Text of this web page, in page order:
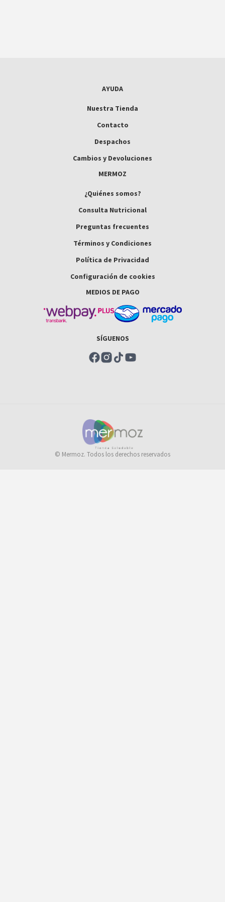
AYUDA
Nuestra Tienda
Contacto
Despachos
Cambios y Devoluciones
MERMOZ
¿Quiénes somos?
Consulta Nutricional
Preguntas frecuentes
Términos y Condiciones
Política de Privacidad
Configuración de cookies
MEDIOS DE PAGO
SÍGUENOS
© Mermoz. Todos los derechos reservados